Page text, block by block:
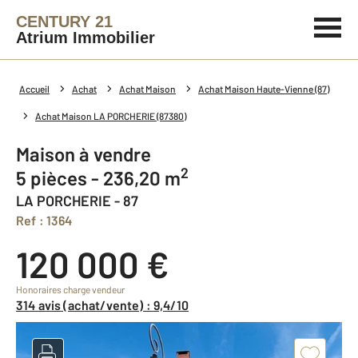
CENTURY 21
Atrium Immobilier
Accueil Achat Achat Maison Achat Maison Haute-Vienne (87)
Achat Maison LA PORCHERIE (87380)
Maison à vendre
5 pièces - 236,20 m2
LA PORCHERIE - 87
Ref : 1364
120 000 €
Honoraires charge vendeur
314 avis (achat/vente) : 9,4/10